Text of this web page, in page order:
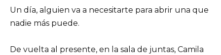
Un día, alguien va a necesitarte para abrir una que
nadie más puede.
De vuelta al presente, en la sala de juntas, Camila